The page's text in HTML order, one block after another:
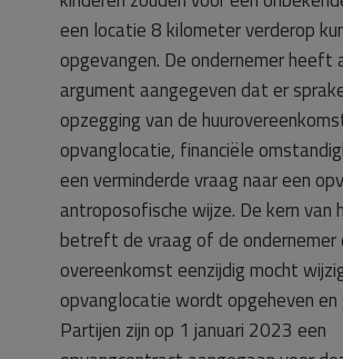
een locatie 8 kilometer verderop
opgevangen. De ondernemer heeft
argument aangegeven dat er
opzegging van de
opvanglocatie, financiële
een verminderde vraag naar een
antroposofische wijze. De kern van
betreft de vraag of de ondernemer
overeenkomst eenzijdig mocht
opvanglocatie wordt opgeheven en
Partijen zijn op 1 januari 2023 een